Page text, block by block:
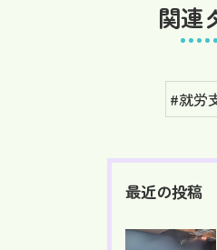
関連
#就労
最近の投稿